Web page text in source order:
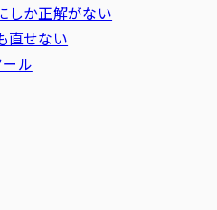
しか正解がない
直せない
ル